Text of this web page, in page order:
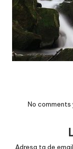
No comments
Adresa ta de